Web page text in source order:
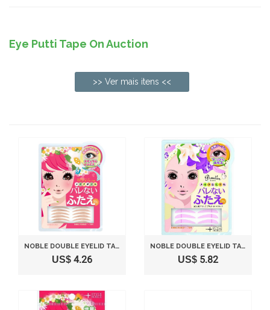
Eye Putti Tape On Auction
>> Ver mais itens <<
NOBLE DOUBLE EYELID TAPE
US$ 4.26
NOBLE DOUBLE EYELID TAPE - 30 TAPES
US$ 5.82